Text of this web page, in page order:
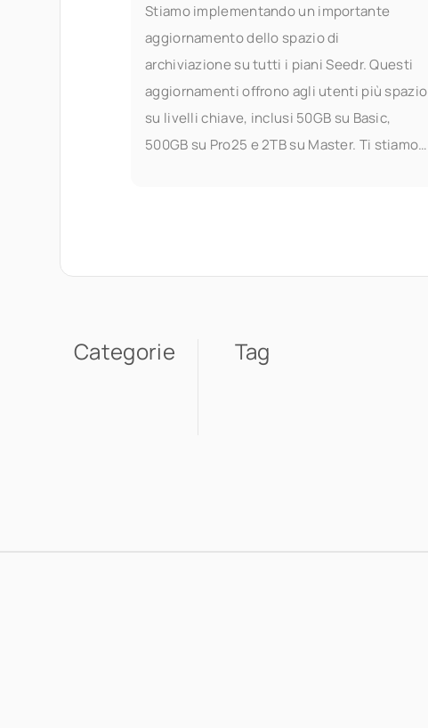
Stiamo implementando un importante
aggiornamento dello spazio di
archiviazione su tutti i piani Seedr. Questi
aggiornamenti offrono agli utenti più spazio
su livelli chiave, inclusi 50GB su Basic,
500GB su Pro25 e 2TB su Master. Ti stiamo
Categorie Tag